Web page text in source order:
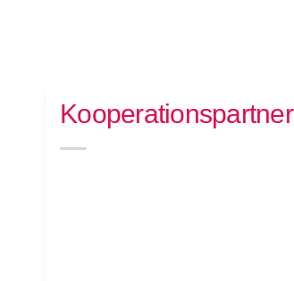
Kooperationspartner